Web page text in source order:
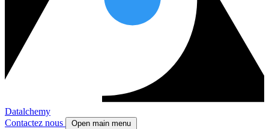
Datalchemy
Contactez nous
Open main menu